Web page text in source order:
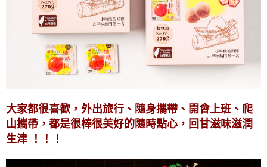
大家都很喜歡，外出旅行、隨身攜帶、開會上班、爬
山攜帶，都是很棒很美好的隨時點心，回甘滋味滋潤
生津
！！！